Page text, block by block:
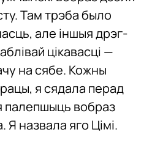
Там трэба было
але іншыя дрэг-
цікавасці —
на сябе. Кожны
я сядала перад
палепшыць вобраз
назвала яго Цімі.